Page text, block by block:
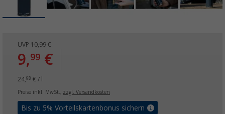
UVP 10,99 €
9,99 €
24,98 € / l
Preise inkl. MwSt., zzgl. Versandkosten
Bis zu 5% Vorteilskartenbonus sichern